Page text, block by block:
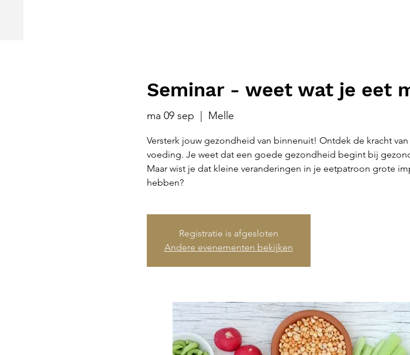
Seminar - weet wat je eet
ma 09 sep Melle
Versterk jouw gezondheid van binnenuit! Ontdek de kracht
voeding. Je weet dat een goede gezondheid begint bij
Maar wist je dat kleine veranderingen in je eetpatroon grote
hebben?
Registratie is afgesloten
Andere evenementen bekijken